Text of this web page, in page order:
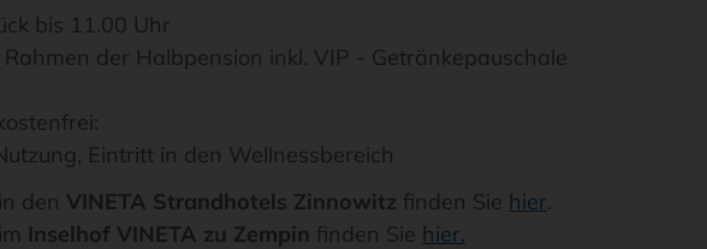
bis 11.00 Uhr
der Halbpension inkl. VIP - Getränkepauschale
Eintritt in den Wellnessbereich
den VINETA Strandhotels Zinnowitz finden Sie hier.
Inselhof VINETA zu Zempin finden Sie hier.